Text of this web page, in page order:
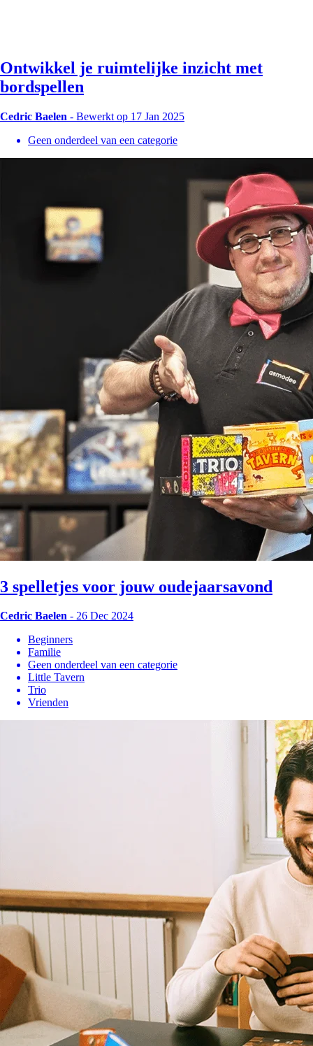
Ontwikkel je ruimtelijke inzicht met
bordspellen
Cedric Baelen - Bewerkt op 17 Jan 2025
Geen onderdeel van een categorie
3 spelletjes voor jouw oudejaarsavond
Cedric Baelen - 26 Dec 2024
Beginners
Familie
Geen onderdeel van een categorie
Little Tavern
Trio
Vrienden